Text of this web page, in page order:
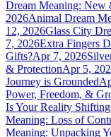
Dream Meaning:
2026Animal Dream
12, 2026Glass City
7, 2026Extra Fingers
Gifts?Apr 7, 2026
& ProtectionApr 5,
Journey is Grounded
Power, Freedom, &
Is Your Reality
Meaning: Loss of
Meaning: Unpacking